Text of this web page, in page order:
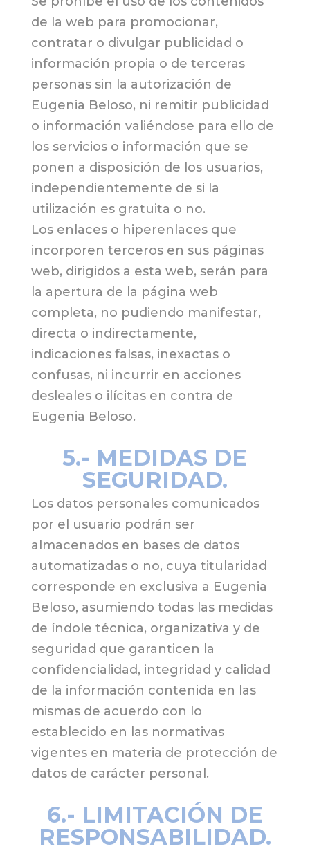
de la web para promocionar,
contratar o divulgar publicidad o
información propia o de terceras
personas sin la autorización de
Eugenia Beloso, ni remitir publicidad
o información valiéndose para ello de
los servicios o información que se
ponen a disposición de los usuarios,
independientemente de si la
utilización es gratuita o no.
Los enlaces o hiperenlaces que
incorporen terceros en sus páginas
web, dirigidos a esta web, serán para
la apertura de la página web
completa, no pudiendo manifestar,
directa o indirectamente,
indicaciones falsas, inexactas o
confusas, ni incurrir en acciones
desleales o ilícitas en contra de
Eugenia Beloso.
5.- MEDIDAS DE
SEGURIDAD.
Los datos personales comunicados
por el usuario podrán ser
almacenados en bases de datos
automatizadas o no, cuya titularidad
corresponde en exclusiva a Eugenia
Beloso, asumiendo todas las medidas
de índole técnica, organizativa y de
seguridad que garanticen la
confidencialidad, integridad y calidad
de la información contenida en las
mismas de acuerdo con lo
establecido en las normativas
vigentes en materia de protección de
datos de carácter personal.
6.- LIMITACIÓN DE
RESPONSABILIDAD.